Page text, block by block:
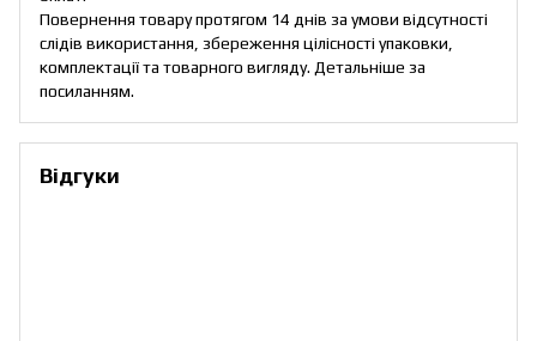
Повернення товару протягом 14 днів за умови відсутності
слідів використання, збереження цілісності упаковки,
комплектації та товарного вигляду. Детальніше за
посиланням.
Відгуки